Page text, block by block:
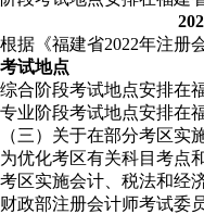
根据《福建省2022年注册
考试地点
综合阶段考试地点安排在
专业阶段考试地点安排在
（三）关于在部分考区实
为优化考区有关科目考点
考区实施会计、税法和经
财政部注册会计师考试委